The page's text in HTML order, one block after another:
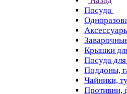
Посуда
Крышки
Посуда
Поддоны,
Чайники,
Противни,